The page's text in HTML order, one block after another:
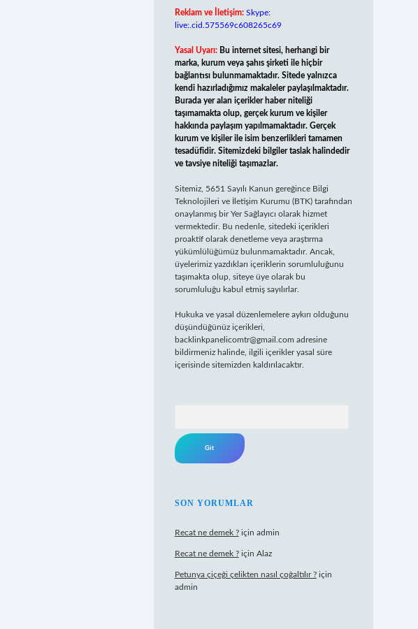
Reklam ve İletişim: Skype:
live:.cid.575569c608265c69
Yasal Uyarı: Bu internet sitesi, herhangi bir
marka, kurum veya şahıs şirketi ile hiçbir
bağlantısı bulunmamaktadır. Sitede yalnızca
kendi hazırladığımız makaleler paylaşılmaktadır.
Burada yer alan içerikler haber niteliği
taşımamakta olup, gerçek kurum ve kişiler
hakkında paylaşım yapılmamaktadır. Gerçek
kurum ve kişiler ile isim benzerlikleri tamamen
tesadüfidir. Sitemizdeki bilgiler taslak halindedir
ve tavsiye niteliği taşımazlar.
Sitemiz, 5651 Sayılı Kanun gereğince Bilgi
Teknolojileri ve İletişim Kurumu (BTK) tarafından
onaylanmış bir Yer Sağlayıcı olarak hizmet
vermektedir. Bu nedenle, sitedeki içerikleri
proaktif olarak denetleme veya araştırma
yükümlülüğümüz bulunmamaktadır. Ancak,
üyelerimiz yazdıkları içeriklerin sorumluluğunu
taşımakta olup, siteye üye olarak bu
sorumluluğu kabul etmiş sayılırlar.
Hukuka ve yasal düzenlemelere aykırı olduğunu
düşündüğünüz içerikleri,
backlinkpanelicomtr@gmail.com adresine
bildirmeniz halinde, ilgili içerikler yasal süre
içerisinde sitemizden kaldırılacaktır.
SON YORUMLAR
Recat ne demek ?için admin
Recat ne demek ?için Alaz
Petunya çiçeği çelikten nasıl çoğaltılır ?için
admin